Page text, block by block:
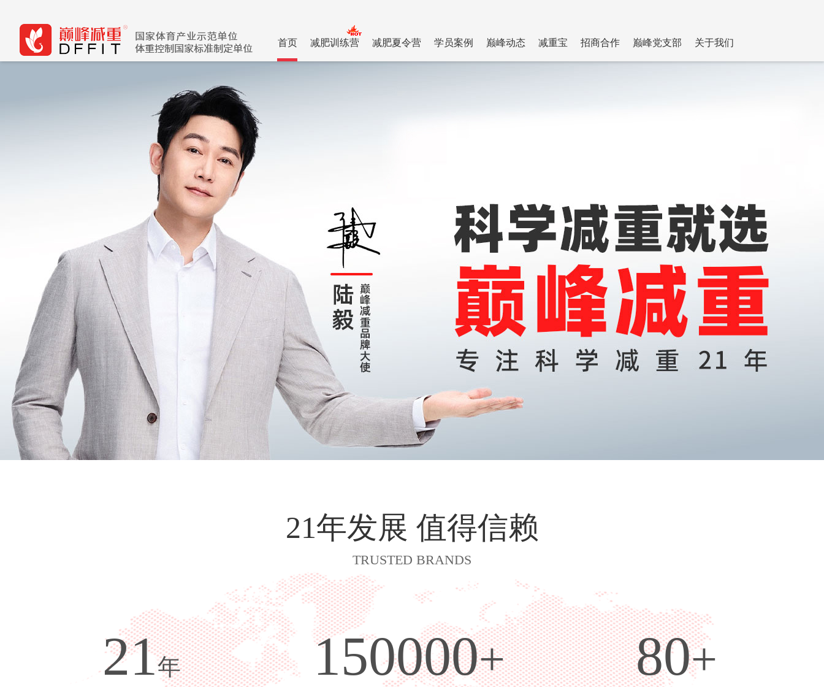
首页 减肥训练营 减肥夏令营 学员案例 巅峰动态 减重宝 招商合作 巅峰党支部 关于我们
21年发展 值得信赖
TRUSTED BRANDS
21年 150000+ 80+